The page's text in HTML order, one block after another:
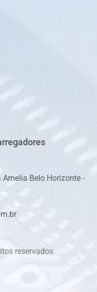
Belo Horizonte -
reservados